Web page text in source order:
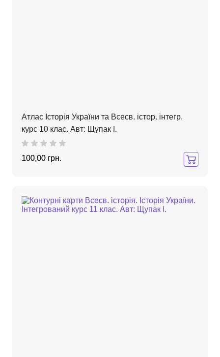
Атлас Історія України та Всесв. істор. інтегр.
курс 10 клас. Авт: Щупак І.
100,00 грн.